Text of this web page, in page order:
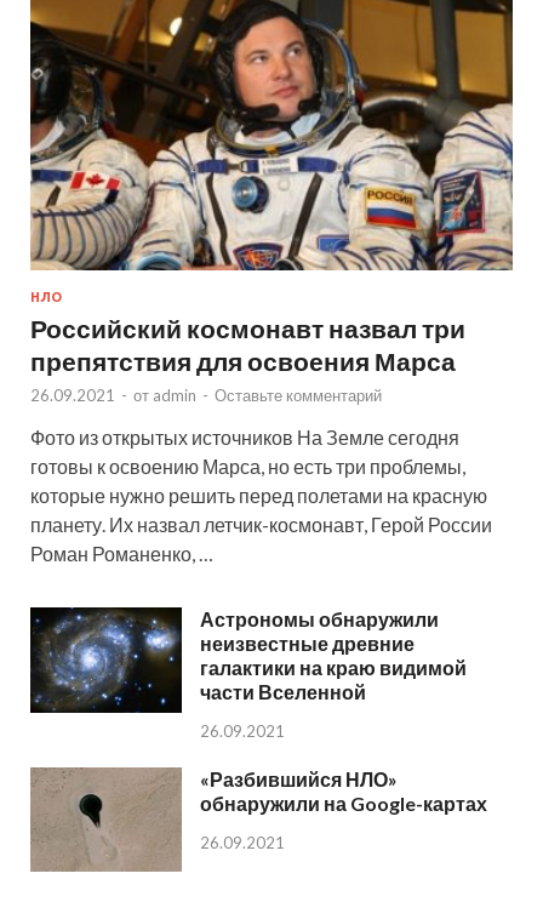
НЛО
Российский космонавт назвал три
препятствия для освоения Марса
26.09.2021 - от admin - Оставьте комментарий
Фото из открытых источников На Земле сегодня
готовы к освоению Марса, но есть три проблемы,
которые нужно решить перед полетами на красную
планету. Их назвал летчик-космонавт, Герой России
Роман Романенко, …
Астрономы обнаружили
неизвестные древние
галактики на краю видимой
части Вселенной
26.09.2021
«Разбившийся НЛО»
обнаружили на Google-картах
26.09.2021